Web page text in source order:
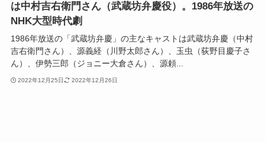
は中村吉右衛門さん（武蔵坊弁慶役）。1986年放送の
NHK大型時代劇
1986年放送の「武蔵坊弁慶」の主なキャストは武蔵坊弁慶（中村
吉右衛門さん）、源義経（川野太郎さん）、玉虫（荻野目慶子さ
ん）、伊勢三郎（ジョニー大倉さん）、源頼...
2022年12月25日 2022年12月26日